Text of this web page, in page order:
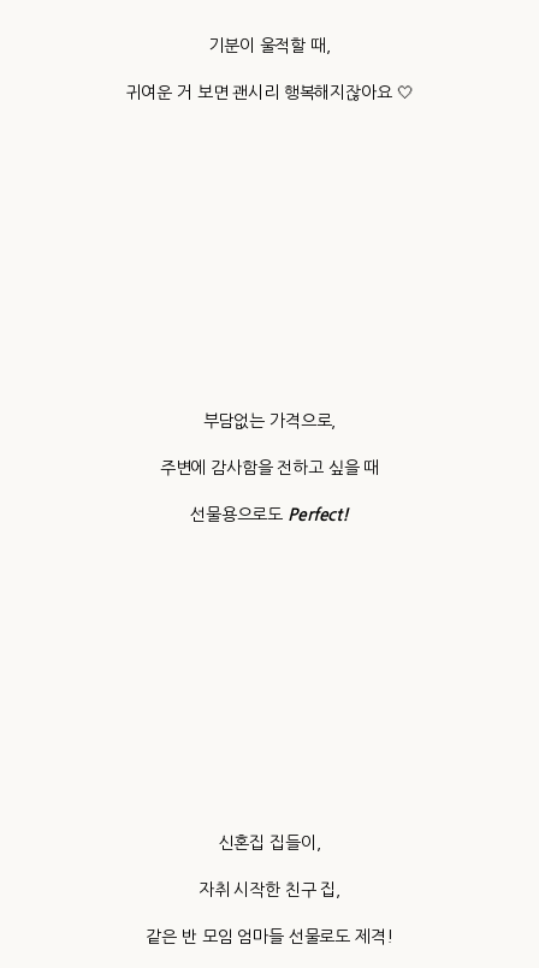
기분이 울적할 때,
귀여운 거 보면 괜시리 행복해지잖아요 🤍
부담없는 가격으로,
주변에 감사함을 전하고 싶을 때
선물용으로도 Perfect!
신혼집 집들이,
자취 시작한 친구 집,
같은 반 모임 엄마들 선물로도 제격!